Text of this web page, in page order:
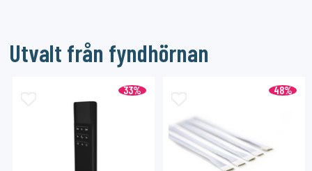
Utvalt från fyndhörnan
33% 48%